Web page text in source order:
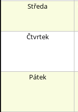
Středa
Čtvrtek
Pátek